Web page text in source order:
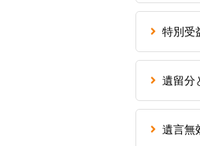
特別受
遺留分
遺言無